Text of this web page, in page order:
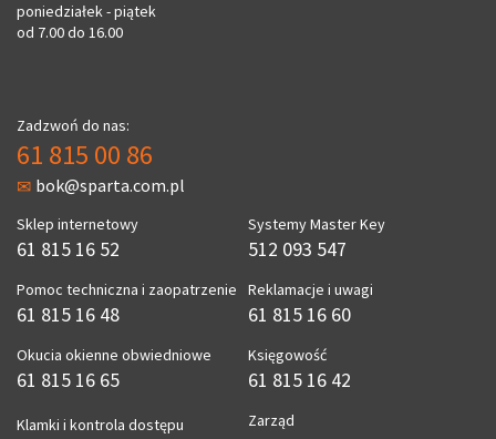
poniedziałek - piątek
od 7.00 do 16.00
Zadzwoń do nas:
61 815 00 86
bok@sparta.com.pl
Sklep internetowy
61 815 16 52
Pomoc techniczna i zaopatrzenie
61 815 16 48
Okucia okienne obwiedniowe
61 815 16 65
Klamki i kontrola dostępu
Systemy Master Key
512 093 547
Reklamacje i uwagi
61 815 16 60
Księgowość
61 815 16 42
Zarząd